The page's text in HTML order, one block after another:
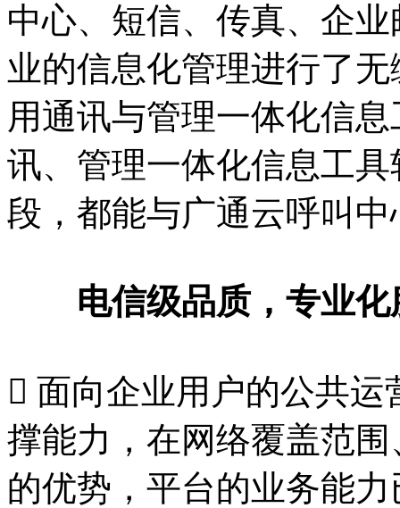
中心、短信、传真、企
业的信息化管理进行了
用通讯与管理一体化信
讯、管理一体化信息工
段，都能与广通云呼叫
电信级品质，专业化
 面向企业用户的公共
撑能力，在网络覆盖范
的优势，平台的业务能